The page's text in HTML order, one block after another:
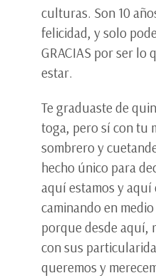
culturas. Son 10
felicidad, y solo
GRACIAS por ser lo
estar.
Te graduaste de
toga, pero sí con tu
sombrero y
hecho único para
aquí estamos y
caminando en
porque desde aquí,
con sus
queremos y